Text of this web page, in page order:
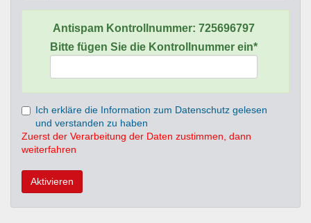
Antispam Kontrollnummer: 725696797
Bitte fügen Sie die Kontrollnummer ein*
Ich erkläre die Information zum Datenschutz gelesen
und verstanden zu haben
Zuerst der Verarbeitung der Daten zustimmen, dann
weiterfahren
Aktivieren